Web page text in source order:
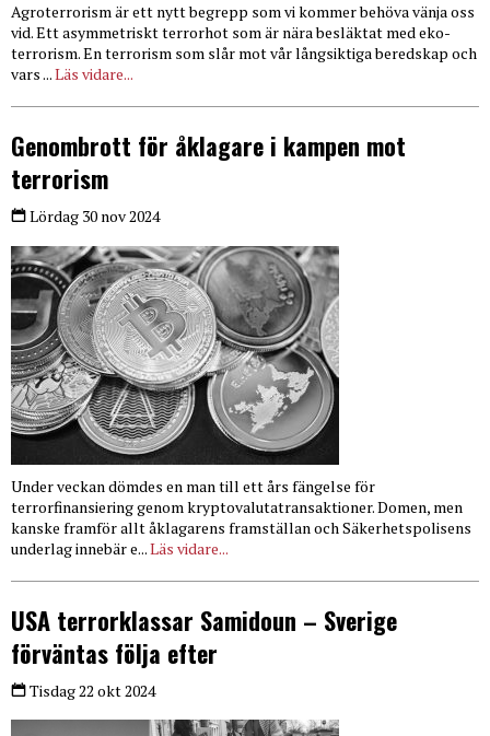
Agroterrorism är ett nytt begrepp som vi kommer behöva vänja oss
vid. Ett asymmetriskt terrorhot som är nära besläktat med eko-
terrorism. En terrorism som slår mot vår långsiktiga beredskap och
vars ...Läs vidare...
Genombrott för åklagare i kampen mot
terrorism
Lördag 30 nov 2024
Under veckan dömdes en man till ett års fängelse för
terrorfinansiering genom kryptovalutatransaktioner. Domen, men
kanske framför allt åklagarens framställan och Säkerhetspolisens
underlag innebär e...Läs vidare...
USA terrorklassar Samidoun – Sverige
förväntas följa efter
Tisdag 22 okt 2024